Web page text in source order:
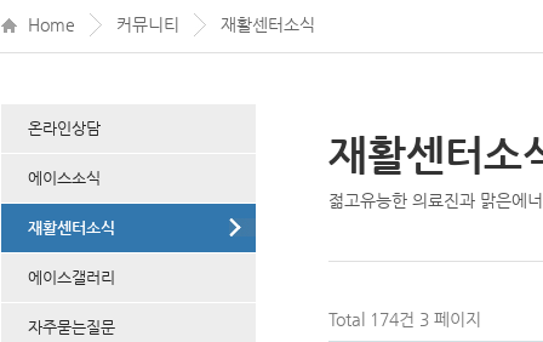
Home 커뮤니티 재활센터소식
온라인상담
에이스소식
재활센터소식
에이스갤러리
자주묻는질문
재활센터소
젊고유능한 의료진과 맑은에
Total 174건 3 페이지